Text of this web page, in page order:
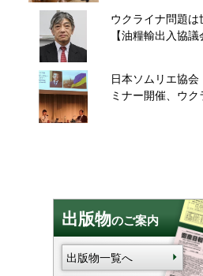
ウクライナ問題
【油糧輸出入協
日本ソムリエ協
ミナー開催、ウ
出版物のご案内
出版物一覧へ